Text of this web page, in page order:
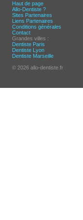
Haut de page
Allo-Dentiste ?
Sites Partenaires
Liens Partenaires
Conditions générales
Contact
Grandes villes :
Dentiste Paris
Dentiste Lyon
Dentiste Marseille
© 2026 allo-dentiste.fr